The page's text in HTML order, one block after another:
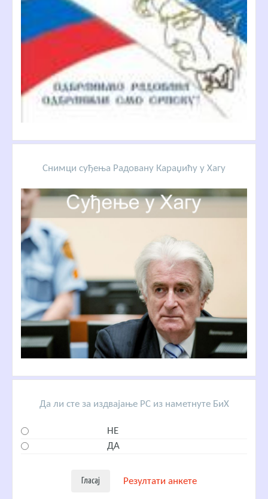
Снимци суђења Радовану Караџићу у Хагу
Да ли сте за издвајање РС из наметнуте БиХ
НЕ
ДА
Резултати анкете